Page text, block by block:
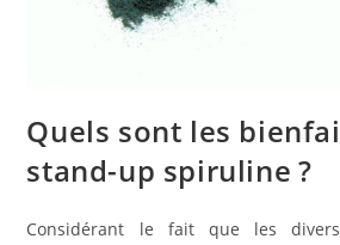
Quels sont les
stand-up spiruline ?
Considérant le fait que les